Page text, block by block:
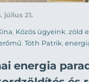
július 21.
Közös ügyeink zöld
Tóth Patrik
energia